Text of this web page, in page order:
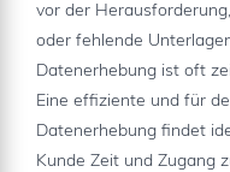
vor der
oder fehlende
Datenerhebung ist oft
Eine effiziente und für
Datenerhebung findet
Kunde Zeit und Zugang